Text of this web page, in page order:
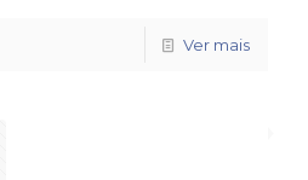
Ver mais